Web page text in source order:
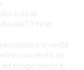
solo le
? Non
racconterà la verità
la sua verità, un
esagerazioni si